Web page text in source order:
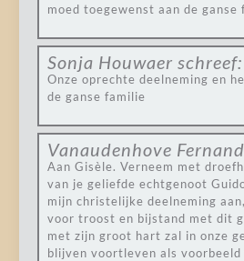
moed toegewenst aan de ganse
Sonja Houwaer schreef:
Onze oprechte deelneming en
de ganse familie
Vanaudenhove
Aan Gisèle. Verneem met
van je geliefde echtgenoot
mijn christelijke deelneming
voor troost en bijstand met dit
met zijn groot hart zal in onze
blijven voortleven als